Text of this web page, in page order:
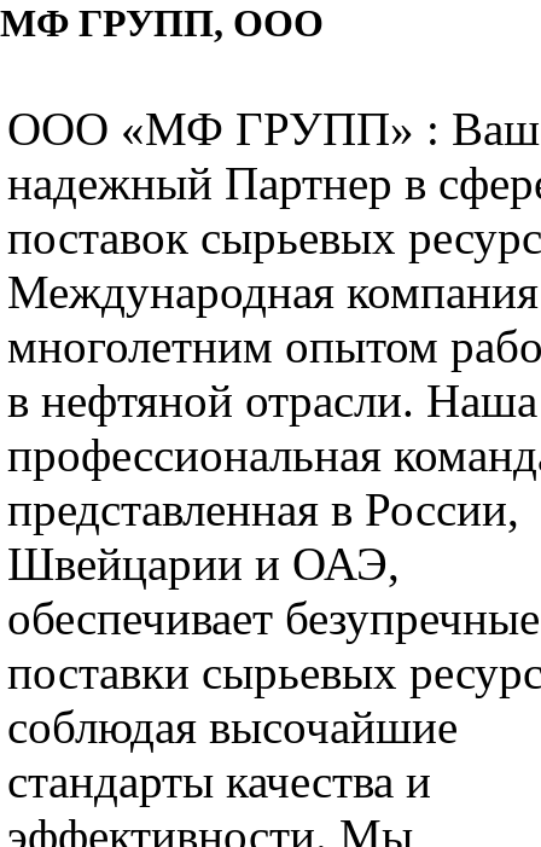
МФ ГРУПП, ООО
ООО «МФ ГРУПП» : Ваш
надежный Партнер в
поставок сырьевых
Международная
многолетним опытом
в нефтяной отрасли. Наша
профессиональная
представленная в России,
Швейцарии и ОАЭ,
обеспечивает безупречные
поставки сырьевых
соблюдая высочайшие
стандарты качества и
эффективности. Мы